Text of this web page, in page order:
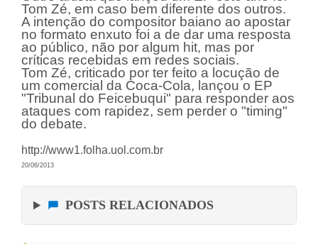
Tom Zé, em caso bem diferente dos outros.
A intenção do compositor baiano ao apostar
no formato enxuto foi a de dar uma resposta
ao público, não por algum hit, mas por
críticas recebidas em redes sociais.
Tom Zé, criticado por ter feito a locução de
um comercial da Coca-Cola, lançou o EP
"Tribunal do Feicebuqui" para responder aos
ataques com rapidez, sem perder o "timing"
do debate.
http://www1.folha.uol.com.br
20/06/2013
POSTS RELACIONADOS